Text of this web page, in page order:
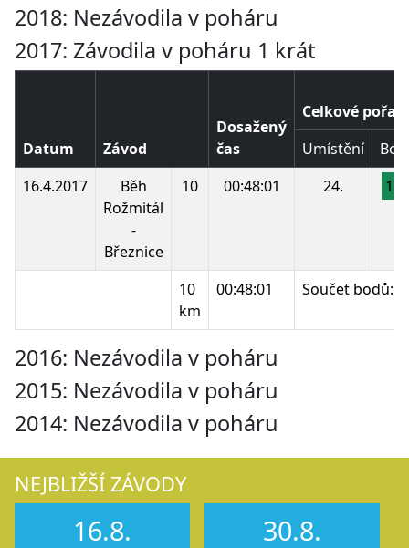
2018: Nezávodila v poháru
2017: Závodila v poháru 1 krát
Datum Závod
Dosažený
čas
Celkové pořadí
Umístění
16.4.2017
Běh
Rožmitál
-
Březnice
10 00:48:01 24. 113
10
km
00:48:01 Součet bodů:
2016: Nezávodila v poháru
2015: Nezávodila v poháru
2014: Nezávodila v poháru
NEJBLIŽŠÍ ZÁVODY
16.8. 30.8.